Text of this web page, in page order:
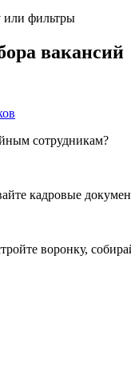
или фильтры
вакансий
сотрудникам?
кадровые
воронку,